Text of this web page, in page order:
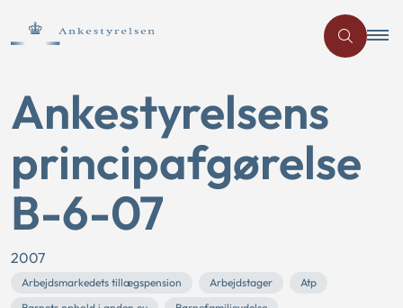
Ankestyrelsens
principafgørelse
B-6-07
2007
Arbejdsmarkedets tillægspension Arbejdstager
Atp